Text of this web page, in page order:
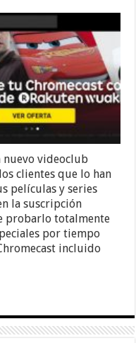
nuevo videoclub
clientes que lo han
películas y series
la suscripción
probarlo totalmente
por tiempo
incluido